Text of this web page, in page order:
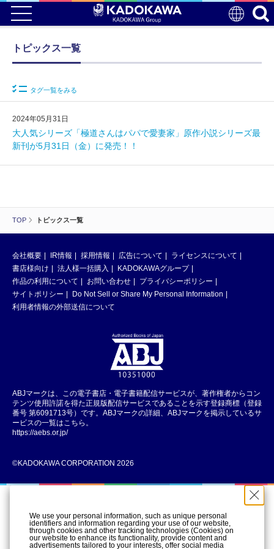
TOP トピックス一覧
トピックス一覧
タグ一覧をみる
2024年05月31日
大人気シリーズ「極道さんはパパで愛妻家」原作小説シリーズ最
新刊が5月31日（金）に発売！！
会社概要 IR情報 採用情報 広告について
ライセンスについて
書店様向け
法人様一括購入
KADOKAWAグループ
作品の利用について
お問い合わせ
プライバシーポリシー
サイトポリシー
Do Not Sell or Share My Personal Information
利用者情報の外部送信について
ABJマークは、この電子書店・電子書籍配信サービスが、著作権者からコン
テンツ使用許諾を得た正規版配信サービスであることを示す登録商標（登録
番号 第6091713号）です。ABJマークの詳細、ABJマークを掲示しているサ
ービスの一覧はこちら。
https://aebs.or.jp/
©KADOKAWA CORPORATION 2026
We use your personal information, such as unique personal
identifiers and information regarding your use of our website,
through cookies and other tracking technologies (Cookies) on
our website to enhance its functionality, provide content and
advertisements tailored to your interests, offer social media